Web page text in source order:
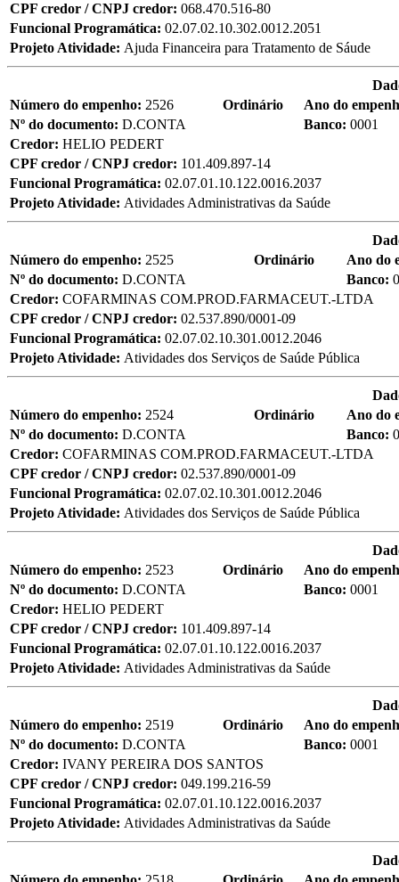
CPF credor / CNPJ credor: 068.470.516-80
Funcional Programática: 02.07.02.10.302.0012.2051
Projeto Atividade: Ajuda Financeira para Tratamento de Sáude
Número do empenho: 2526 Ordinário
Ano do
Nº do documento: D.CONTA Banco: 0001
Credor: HELIO PEDERT
CPF credor / CNPJ credor: 101.409.897-14
Funcional Programática: 02.07.01.10.122.0016.2037
Projeto Atividade: Atividades Administrativas da Saúde
Número do empenho: 2525 Ordinário
Ano do
Nº do documento: D.CONTA Banco:
Credor: COFARMINAS COM.PROD.FARMACEUT.-LTDA
CPF credor / CNPJ credor: 02.537.890/0001-09
Funcional Programática: 02.07.02.10.301.0012.2046
Projeto Atividade: Atividades dos Serviços de Saúde Pública
Número do empenho: 2524 Ordinário
Ano do
Nº do documento: D.CONTA Banco:
Credor: COFARMINAS COM.PROD.FARMACEUT.-LTDA
CPF credor / CNPJ credor: 02.537.890/0001-09
Funcional Programática: 02.07.02.10.301.0012.2046
Projeto Atividade: Atividades dos Serviços de Saúde Pública
Número do empenho: 2523 Ordinário
Ano do
Nº do documento: D.CONTA Banco: 0001
Credor: HELIO PEDERT
CPF credor / CNPJ credor: 101.409.897-14
Funcional Programática: 02.07.01.10.122.0016.2037
Projeto Atividade: Atividades Administrativas da Saúde
Número do empenho: 2519 Ordinário
Ano do
Nº do documento: D.CONTA Banco: 0001
Credor: IVANY PEREIRA DOS SANTOS
CPF credor / CNPJ credor: 049.199.216-59
Funcional Programática: 02.07.01.10.122.0016.2037
Projeto Atividade: Atividades Administrativas da Saúde